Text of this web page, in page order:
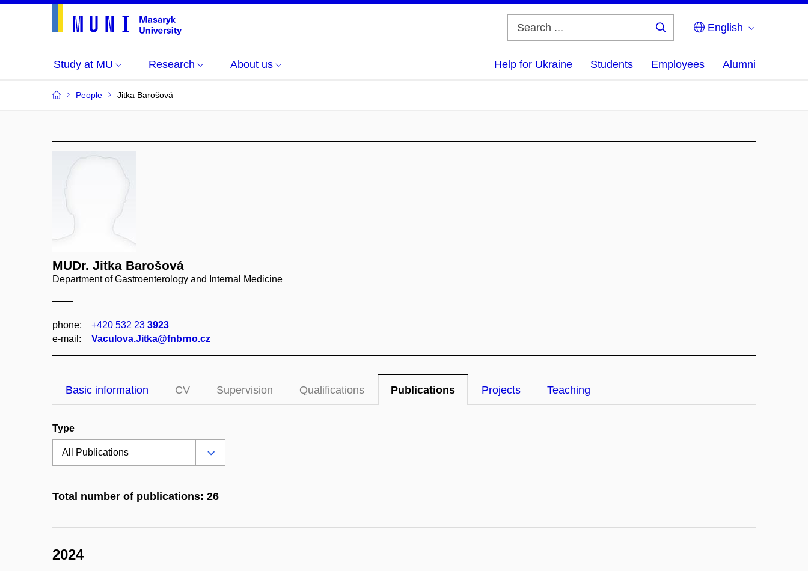
English
Study at MU Research About us Help for Ukraine Students Employees Alumni
People Jitka Barošová
MUDr. Jitka Barošová
Department of Gastroenterology and Internal Medicine
phone: +420 532 23 3923
e‑mail:
Vaculova.Jitka@fnbrno.cz
Basic information CV Supervision Qualifications Publications Projects Teaching
Type
Total number of publications: 26
2024